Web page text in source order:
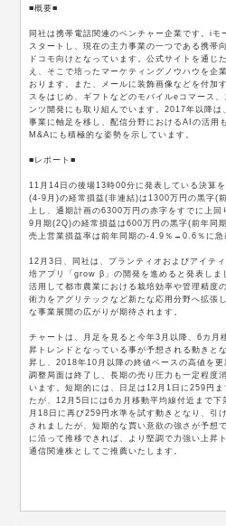
■概要■
同社は携帯電話関連のベンチャー企業です。iモ
スタートし、現在の主力事業の一つである携帯
ドコモ向けとなっています。公式サイトを通じ
え、そこで培ったマーケティングノウハウを企
おります。また、メールに装飾画像などを付加
スをはじめ、ギフトなどのモバイルeコマース
ンツ開発にも取り組んでいます。2017年以降は
事業に軸足を移し、配信分野におけるAIの活用
M&Aにも積極的な姿勢を示しています。
■レポート■
11月14日の後場13時00分に発表している決算
(4-9月)の経常損益(非連結)は1300万円の黒字(
上し、通期計画の6300万円の赤字をすでに上
9月期(2Q)の経常損益は600万円の黒字(前年同
売上営業損益率は前年同期の-4.9％→0.6％に急
12月3日、同社は、プランティオおよびアイテ
培アプリ「grow β」の開発を進めると発表しま
活用して都市農業における栽培効率や管理精度
術力をアグリテックなど新たな応用分野へ拡張
な事業展開の広がりが期待されます。
チャートは、月足を見ると今年3月以降、6カ月
昇トレンドとなっている事が予想される動きと
昇し、2018年10月以降の終値ベースの高値を
調整局面は終了し、長期の売り圧力も一定程度
います。短期的には、日足は12月1日に259円ま
たが、12月5日には6カ月移動平均線付近まで
月18日に再び259円水準を試す動きとなり、引
されましたが、短期的な買い意欲の強さが予想
に沿って推移できれば、より堅調で力強い上昇
通信関連株としてご推薦いたします。